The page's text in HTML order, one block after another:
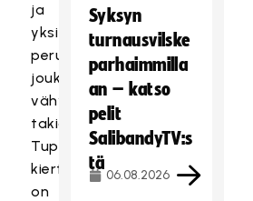
ja
yksi
peruttiin
joukkueiden
vähyyden
takia.
Tupla+Katusähly-
kiertuetta
on
Syksyn
turnausvilske
parhaimmilla
an – katso
pelit
SalibandyTV:s
tä
06.08.2026